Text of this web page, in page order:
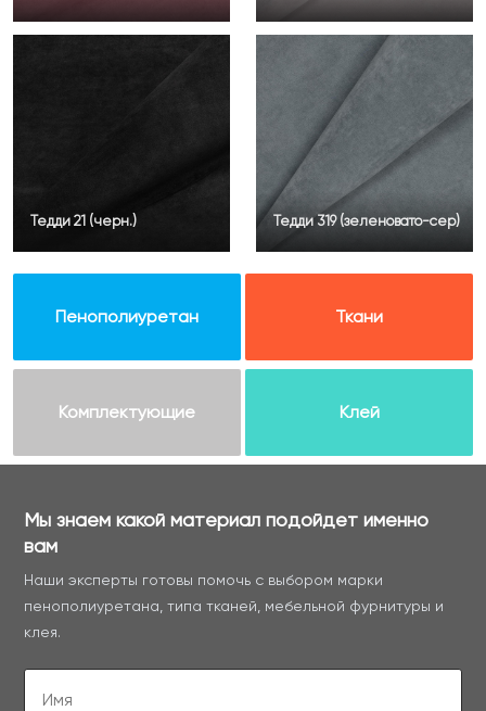
Тедди 21 (черн.) Тедди 319 (зеленовато-сер)
Пенополиуретан Ткани
Комплектующие Клей
Мы знаем какой материал подойдет именно
вам
Наши эксперты готовы помочь с выбором марки
пенополиуретана, типа тканей, мебельной фурнитуры и
клея.